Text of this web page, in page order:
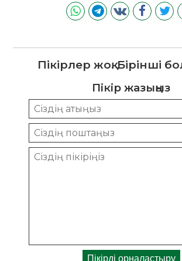
Пікірлер жоқ. Бірінші
Пікір жазыңыз